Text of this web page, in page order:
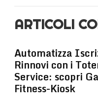
ARTICOLI
Automatizza
Rinnovi con i
Service: scopri
Fitness-Kiosk